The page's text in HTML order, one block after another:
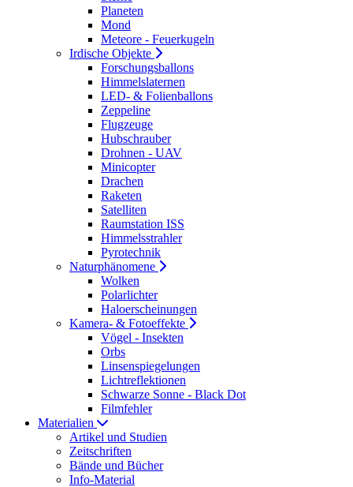
Planeten
Mond
Meteore - Feuerkugeln
Irdische Objekte
Forschungsballons
Himmelslaternen
LED- & Folienballons
Zeppeline
Flugzeuge
Hubschrauber
Drohnen - UAV
Minicopter
Drachen
Raketen
Satelliten
Raumstation ISS
Himmelsstrahler
Pyrotechnik
Naturphänomene
Wolken
Polarlichter
Haloerscheinungen
Kamera- & Fotoeffekte
Vögel - Insekten
Orbs
Linsenspiegelungen
Lichtreflektionen
Schwarze Sonne - Black Dot
Filmfehler
Materialien
Artikel und Studien
Zeitschriften
Bände und Bücher
Info-Material